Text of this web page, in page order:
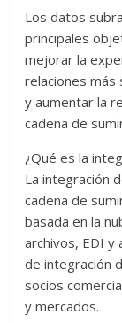
Los datos
principales
mejorar la
relaciones más
y aumentar la
cadena de
¿Qué es la
La integración
cadena de
basada en la
archivos, EDI y
de integración
socios
y mercados.